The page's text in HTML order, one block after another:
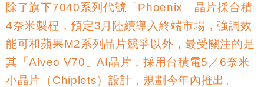
除了旗下7040系列代號「 Phoenix 」晶片採台積
4奈米製程，預定3 月陸續導入終端市場，強調效
能可和蘋果M2系列晶片競爭以外，最受關注的是
其「Alveo V70 」AI晶片，採用台積電5 ／ 6奈米
小晶片（ Chiplets）設計，規劃今年內推出。